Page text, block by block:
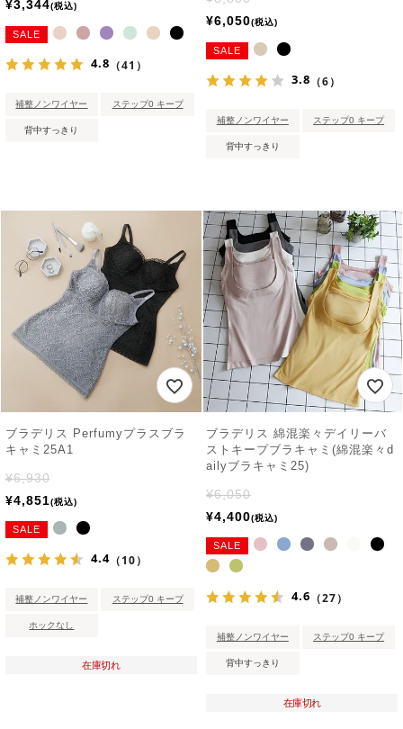
¥3,344 税込
SALE
4.8 （41）
補整ノンワイヤー ステップ0 キープ
背中すっきり
¥6,050 税込
SALE
3.8 （6）
補整ノンワイヤー ステップ0 キープ
背中すっきり
ブラデリス Perfumyプラスブラ
キャミ25A1
¥6,930
¥4,851 税込
SALE
4.4（10）
補整ノンワイヤー ステップ0 キープ
ホックなし
在庫切れ
ブラデリス 綿混楽々デイリーバ
ストキープブラキャミ(綿混楽々d
ailyブラキャミ25)
¥6,050
¥4,400 税込
SALE
4.6 （27）
補整ノンワイヤー ステップ0 キープ
背中すっきり
在庫切れ